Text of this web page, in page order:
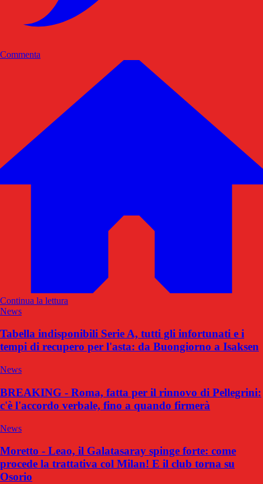
Commenta
Continua la lettura
News
Tabella indisponibili Serie A, tutti gli infortunati e i
tempi di recupero per l'asta: da Buongiorno a Isaksen
News
BREAKING - Roma, fatta per il rinnovo di Pellegrini:
c'è l'accordo verbale, fino a quando firmerà
News
Moretto - Leao, il Galatasaray spinge forte: come
procede la trattativa col Milan! E il club torna su
Osorio